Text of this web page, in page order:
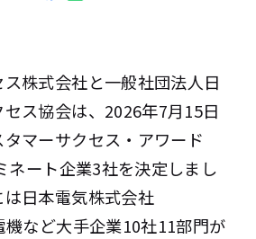
株式会社と一般社団法人日
ス協会は、2026年7月15日
マーサクセス・アワード
ネート企業3社を決定しまし
日本電気株式会社
機など大手企業10社11部門が